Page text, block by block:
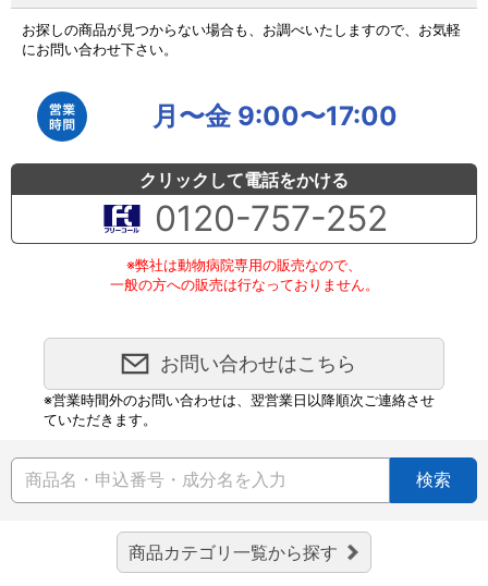
お探しの商品が見つからない場合も、お調べいたしますので、お気軽
にお問い合わせ下さい。
月〜金 9:00〜17:00
クリックして電話をかける
0120-757-252
※弊社は動物病院専用の販売なので、
一般の方への販売は行なっておりません。
お問い合わせはこちら
※営業時間外のお問い合わせは、翌営業日以降順次ご連絡させ
ていただきます。
検索
商品カテゴリ一覧から探す